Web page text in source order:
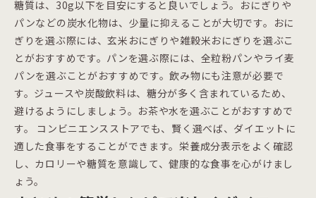
糖質は、30g以下を目安にすると良いでしょう。おにぎりや
パンなどの炭水化物は、少量に抑えることが大切です。おに
ぎりを選ぶ際には、玄米おにぎりや雑穀米おにぎりを選ぶこ
とがおすすめです。パンを選ぶ際には、全粒粉パンやライ麦
パンを選ぶことがおすすめです。飲み物にも注意が必要で
す。ジュースや炭酸飲料は、糖分が多く含まれているため、
避けるようにしましょう。お茶や水を選ぶことがおすすめで
す。 コンビニエンスストアでも、賢く選べば、ダイエットに
適した食事をすることができます。栄養成分表示をよく確認
し、カロリーや糖質を意識して、健康的な食事を心がけまし
ょう。